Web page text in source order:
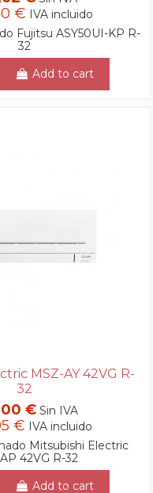
€ IVA incluido
Fujitsu ASY50UI-KP R-
32
Add to cart
MSZ-AY 42VG R-
32
€ Sin IVA
€ IVA incluido
Mitsubishi Electric
42VG R-32
Add to cart